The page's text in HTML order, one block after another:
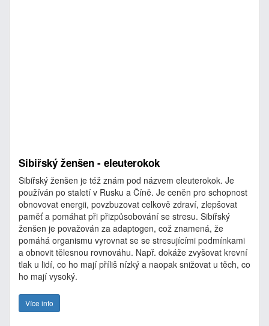
Sibiřský ženšen - eleuterokok
Sibiřský ženšen je též znám pod názvem eleuterokok. Je
používán po staletí v Rusku a Číně. Je ceněn pro schopnost
obnovovat energii, povzbuzovat celkově zdraví, zlepšovat
paměť a pomáhat při přizpůsobování se stresu. Sibiřský
ženšen je považován za adaptogen, což znamená, že
pomáhá organismu vyrovnat se se stresujícími podmínkami
a obnovit tělesnou rovnováhu. Např. dokáže zvyšovat krevní
tlak u lidí, co ho mají příliš nízký a naopak snižovat u těch, co
ho mají vysoký.
Více info